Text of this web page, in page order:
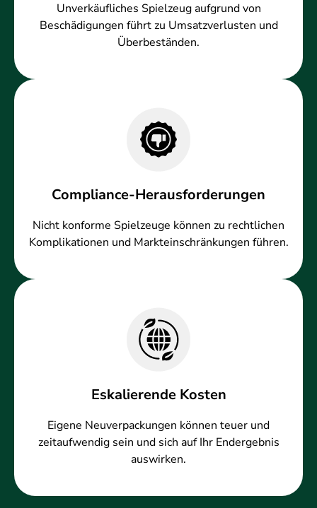
Unverkäufliches Spielzeug aufgrund von
Beschädigungen führt zu Umsatzverlusten und
Überbeständen.
Compliance-Herausforderungen
Nicht konforme Spielzeuge können zu rechtlichen
Komplikationen und Markteinschränkungen führen.
Eskalierende Kosten
Eigene Neuverpackungen können teuer und
zeitaufwendig sein und sich auf Ihr Endergebnis
auswirken.